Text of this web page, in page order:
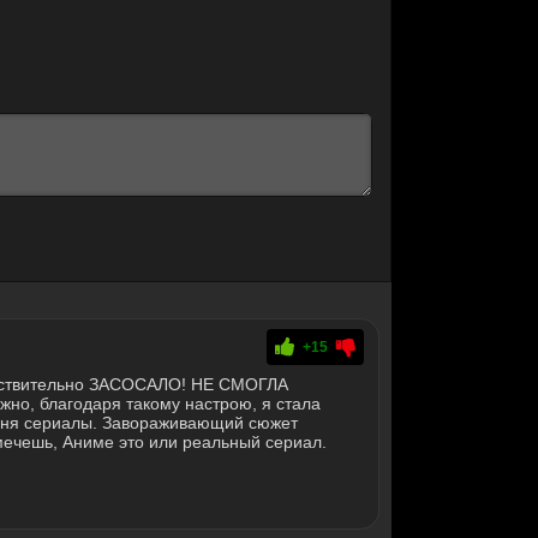
+15
ЗАСОСАЛО! НЕ СМОГЛА
благодаря такому настрою, я стала
сериалы. Завораживающий сюжет
Аниме это или реальный сериал.